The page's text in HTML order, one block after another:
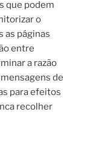
que podem
o
as páginas
entre
a razão
de
para efeitos
recolher